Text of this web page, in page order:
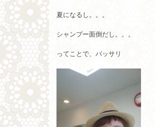
夏になるし。。。
シャンプー面倒だし。。。
ってことで、バッサリ